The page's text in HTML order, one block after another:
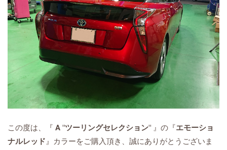
この度は、『 A "ツーリングセレクション" 』の『エモーショ
ナルレッド』カラーをご購入頂き、誠にありがとうございま